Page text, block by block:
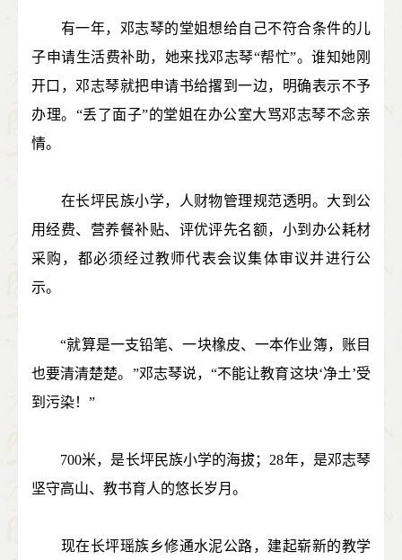
有一年，邓志琴的堂姐想给自己不符合条件的儿
子申请生活费补助，她来找邓志琴“帮忙”。谁知她刚
开口，邓志琴就把申请书给撂到一边，明确表示不予
办理。“丢了面子”的堂姐在办公室大骂邓志琴不念亲
情。
在长坪民族小学，人财物管理规范透明。大到公
用经费、营养餐补贴、评优评先名额，小到办公耗材
采购，都必须经过教师代表会议集体审议并进行公
示。
“就算是一支铅笔、一块橡皮、一本作业簿，账目
也要清清楚楚。”邓志琴说，“不能让教育这块‘净土’受
到污染！”
700米，是长坪民族小学的海拔；28年，是邓志琴
坚守高山、教书育人的悠长岁月。
现在长坪瑶族乡修通水泥公路，建起崭新的教学